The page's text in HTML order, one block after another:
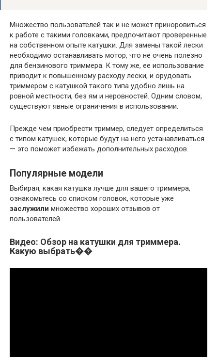
Множество пользователей так и не может приноровиться
к работе с такими головками, предпочитают проверенные
на собственном опыте катушки. Для замены такой лески
необходимо останавливать мотор, что не очень полезно
для бензинового триммера. К тому же, ее использование
приводит к повышенному расходу лески, и орудовать
триммером с катушкой такого типа удобно лишь на
ровной местности, без ям и неровностей. Одним словом,
существуют явные ограничения в использовании.
Прежде чем приобрести триммер, следует определиться
с типом катушек, которые будут на него устанавливаться
— это поможет избежать дополнительных расходов.
Популярные модели
Выбирая, какая катушка лучше для вашего триммера,
ознакомьтесь со списком головок, которые уже
заслужили множество хороших отзывов от
пользователей.
Видео: Обзор на катушки для триммера.
Какую выбрать��